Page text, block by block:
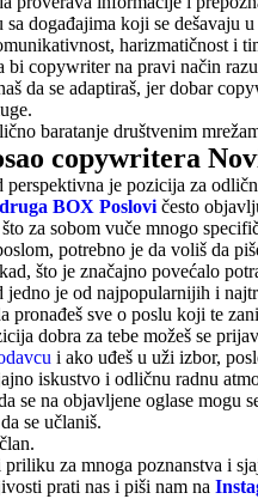
sa događajima koji se
harizmatičnost i
bi copywriter na pravi način
da se adaptiraš, jer dobar
baratanje društvenim
copywritera
je pozicija za
BOX Poslovi često
za sobom vuče mnogo
potrebno je da voliš da
što je značajno povećalo
je od najpopularnijih i
pronađeš sve o poslu koji te
dobra za tebe možeš se
i ako uđeš u uži izbor,
iskustvo i odličnu radnu
se na objavljene oglase mogu
se učlaniš.
za mnoga poznanstva i
prati nas i piši nam na